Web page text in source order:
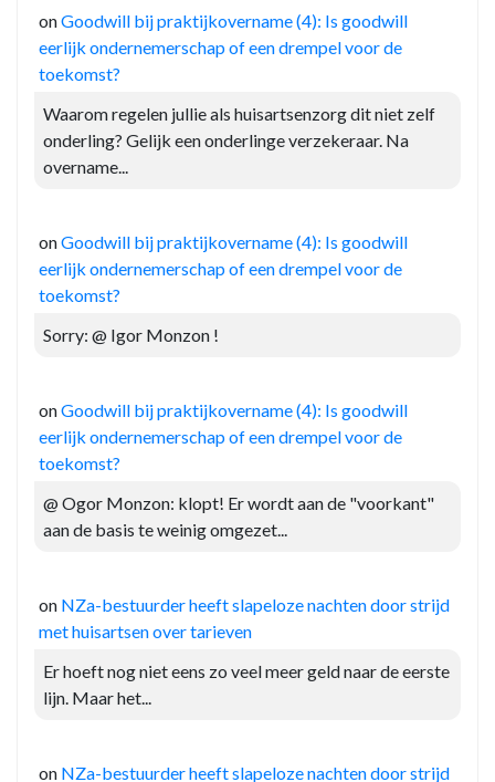
onGoodwill bij praktijkovername (4): Is goodwill
eerlijk ondernemerschap of een drempel voor de
toekomst?
Waarom regelen jullie als huisartsenzorg dit niet zelf
onderling? Gelijk een onderlinge verzekeraar. Na
overname...
onGoodwill bij praktijkovername (4): Is goodwill
eerlijk ondernemerschap of een drempel voor de
toekomst?
Sorry: @ Igor Monzon !
onGoodwill bij praktijkovername (4): Is goodwill
eerlijk ondernemerschap of een drempel voor de
toekomst?
@ Ogor Monzon: klopt! Er wordt aan de "voorkant"
aan de basis te weinig omgezet...
on NZa-bestuurder heeft slapeloze nachten door strijd
met huisartsen over tarieven
Er hoeft nog niet eens zo veel meer geld naar de eerste
lijn. Maar het...
on NZa-bestuurder heeft slapeloze nachten door strijd